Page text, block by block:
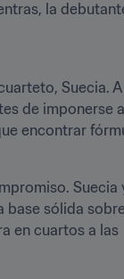
la
Suecia. A
de imponerse a
encontrar
Suecia
base sólida
en cuartos a las